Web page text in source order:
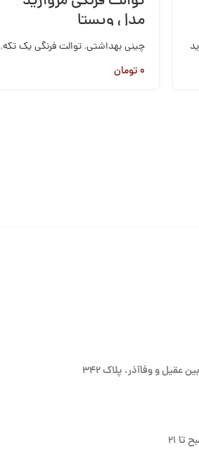
مدل ویستا
چینی بهداشتی,توالت فرنگی یک تکه,
مروارید
۰تومان
عقیل و وفاآذر، پلاک 342